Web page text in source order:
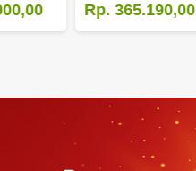
Rp. 365.190,00